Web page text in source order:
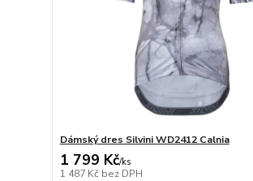
Dámský dres Silvini WD2412 Calnia
1 799 Kč/ks
1 487 Kč bez DPH